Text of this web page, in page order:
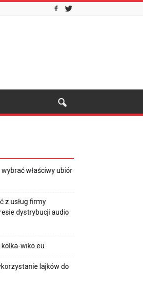
właściwy ubiór
z usług firmy
dystrybucji audio
wiko.eu
lajków do